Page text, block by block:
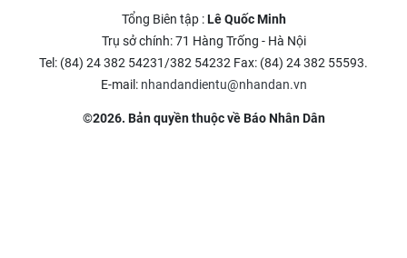
Tổng Biên tập :Lê Quốc Minh
Trụ sở chính: 71 Hàng Trống - Hà Nội
Tel: (84) 24 382 54231/382 54232 Fax: (84) 24 382 55593.
E-mail: nhandandientu@nhandan.vn
©2026. Bản quyền thuộc về Báo Nhân Dân